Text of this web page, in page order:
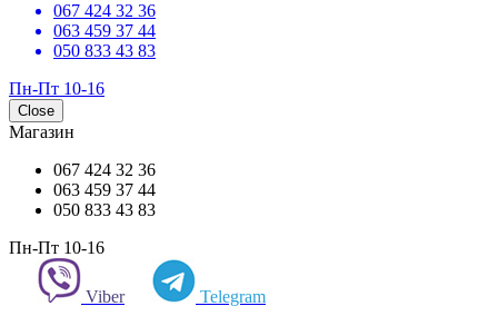
067 424 32 36
063 459 37 44
050 833 43 83
Пн-Пт 10-16
Close
Магазин
067 424 32 36
063 459 37 44
050 833 43 83
Пн-Пт 10-16
Viber Telegram